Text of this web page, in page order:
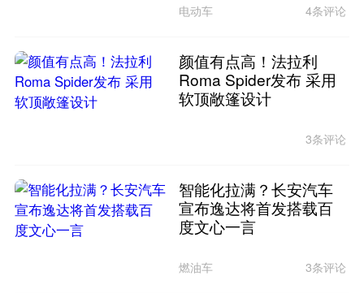
电动车 4条评论
颜值有点高！法拉利
Roma Spider发布 采用
软顶敞篷设计
3条评论
智能化拉满？长安汽车
宣布逸达将首发搭载百
度文心一言
燃油车 3条评论